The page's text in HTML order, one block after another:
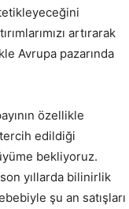
artırarak
Avrupa pazarında
özellikle
tercih edildiği
bekliyoruz.
yıllarda bilinirlik
şu an satışları